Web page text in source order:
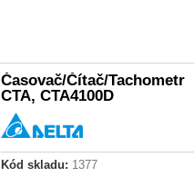
Časovač/Čítač/Tachometr
CTA, CTA4100D
Kód skladu: 1377